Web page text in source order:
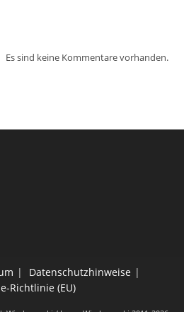
Es sind keine Kommentare vorhanden.
Datenschutzhinweise
Richtlinie (EU)